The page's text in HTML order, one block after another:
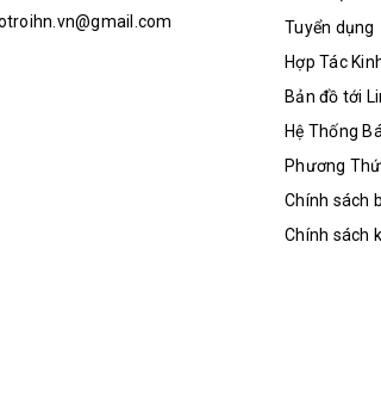
Tuyển dụng
Hợp Tác
Bản đồ tới
Hệ Thống
Phương
Chính sách
Chính sách